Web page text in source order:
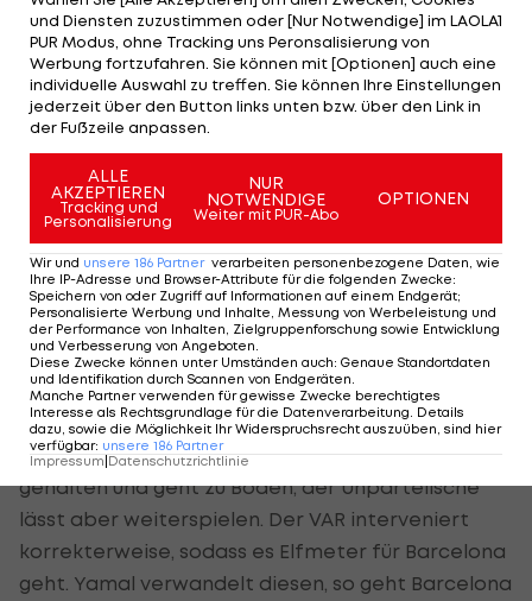
wiederum per Kopf Bernal findet, der die
Hausherren wieder in Führung bringt (18.).
Etwa zehn Minuten später gleicht Newcastle
kommt zu spät, aber Elanga steht wieder
goldrichtig und schnürt den Doppelpack zum 2:2
(28.).
Magpies brechen ein
Vor der Pause wird es im Camp Nou dann nochmal
richtig hitzig
Raphinhawird von Trippier im Sechzehner
gehalten und geht zu Boden, der Unparteiische
lässt aber weiterspielen. Der VAR interveniert
korrekterweise, sodass es Elfmeter für Barcelona
geht. Yamal verwandelt diesen, so geht Barcelona
und Diensten zuzustimmen oder [Nur Notwendige] im LAOLA1
PUR Modus, ohne Tracking uns Peronsalisierung von
Werbung fortzufahren. Sie können mit [Optionen] auch eine
individuelle Auswahl zu treffen. Sie können Ihre Einstellungen
jederzeit über den Button links unten bzw. über den Link in
der Fußzeile anpassen.
ALLE
AKZEPTIEREN
Tracking und
Personalisierung
NUR
NOTWENDIGE
Weiter mit PUR-Abo
OPTIONEN
Wir und unsere 186 Partner verarbeiten personenbezogene Daten, wie
Ihre IP-Adresse und Browser-Attribute für die folgenden Zwecke:
Speichern von oder Zugriff auf Informationen auf einem Endgerät;
Personalisierte Werbung und Inhalte, Messung von Werbeleistung und
der Performance von Inhalten, Zielgruppenforschung sowie Entwicklung
und Verbesserung von Angeboten
Diese Zwecke können unter Umständen auch: Genaue Standortdaten
und Identifikation durch Scannen von Endgeräten
Manche Partner verwenden für gewisse Zwecke berechtigtes
Interesse als Rechtsgrundlage für die Datenverarbeitung. Details
dazu, sowie die Möglichkeit Ihr Widerspruchsrecht auszuüben, sind hier
verfügbar: unsere 186 Partner
Impressum|Datenschutzrichtlinie